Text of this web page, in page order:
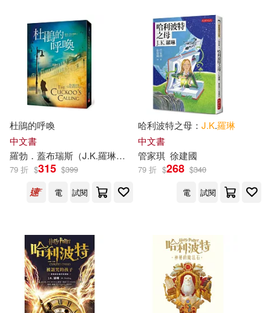
杜鵑的呼喚
中文書
羅勃．蓋布瑞斯（J.K.羅琳） 林靜華 趙丕慧
79 折 $315 $399
電
試閱
哈利波特之母： J.K.羅琳
中文書
管家琪 徐建國
79 折 $268 $340
電
試閱